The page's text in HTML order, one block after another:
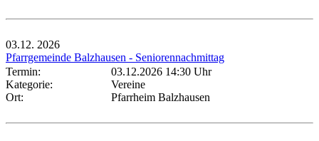
03.12. 2026
Pfarrgemeinde Balzhausen - Seniorennachmittag
Termin:
03.12.2026 14:30 Uhr
Kategorie:
Vereine
Ort:
Pfarrheim Balzhausen